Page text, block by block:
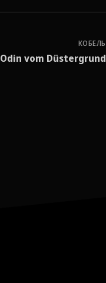
КОБЕЛЬ
Odin vom Düstergrund